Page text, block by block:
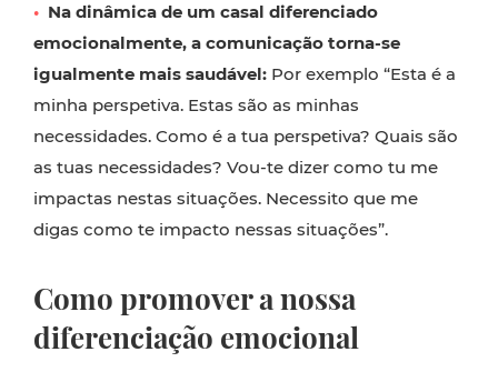
• Na dinâmica de um casal diferenciado
emocionalmente, a comunicação torna-se
igualmente mais saudável: Por exemplo “Esta é a
minha perspetiva. Estas são as minhas
necessidades. Como é a tua perspetiva? Quais são
as tuas necessidades? Vou-te dizer como tu me
impactas nestas situações. Necessito que me
digas como te impacto nessas situações”.
Como promover a nossa
diferenciação emocional